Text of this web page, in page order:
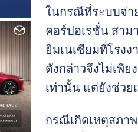
ในกรณีที่ระบบจ่า
คอร์ปอเรชั่น สาม
ยิมเนเซียมที่โรง
ดังกล่าวจึงไม่เพี
เท่านั้น แต่ยังช่วย
กรณีเกิดเหตุสภา